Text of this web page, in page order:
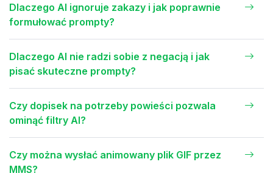
Dlaczego AI ignoruje zakazy i jak poprawnie
formułować prompty?
Dlaczego AI nie radzi sobie z negacją i jak
pisać skuteczne prompty?
Czy dopisek na potrzeby powieści pozwala
ominąć filtry AI?
Czy można wysłać animowany plik GIF przez
MMS?